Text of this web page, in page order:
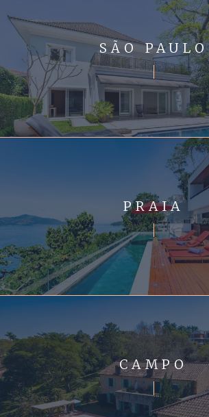
SÃO PAULO
PRAIA
CAMPO